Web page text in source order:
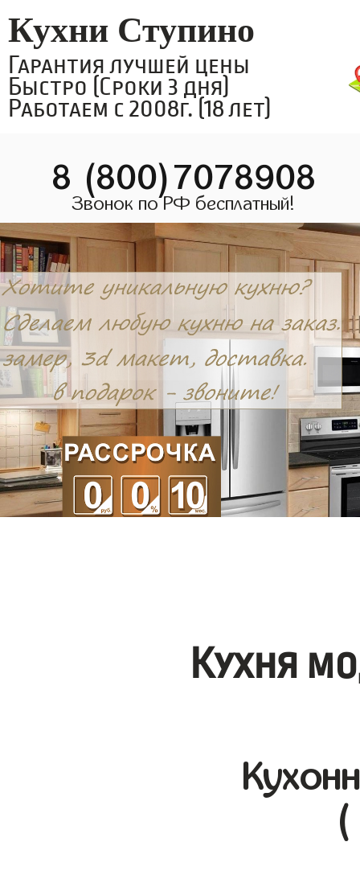
Кухни Ступино
Гарантия лучшей цены
Быстро (Сроки 3 дня)
Работаем с 2008г. (18 лет)
8 (800)7078908
Звонок по РФ бесплатный!
Кухня
(